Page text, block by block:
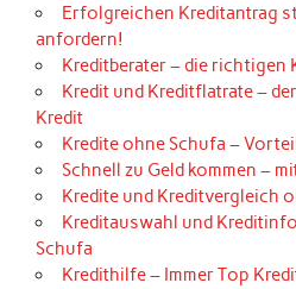
Erfolgreichen Kreditantrag
anfordern!
Kreditberater – die
Kredit und Kreditflatrate –
Kredit
Kredite ohne Schufa –
Schnell zu Geld kommen –
Kredite und Kreditvergleich
Kreditauswahl und
Schufa
Kredithilfe – Immer Top